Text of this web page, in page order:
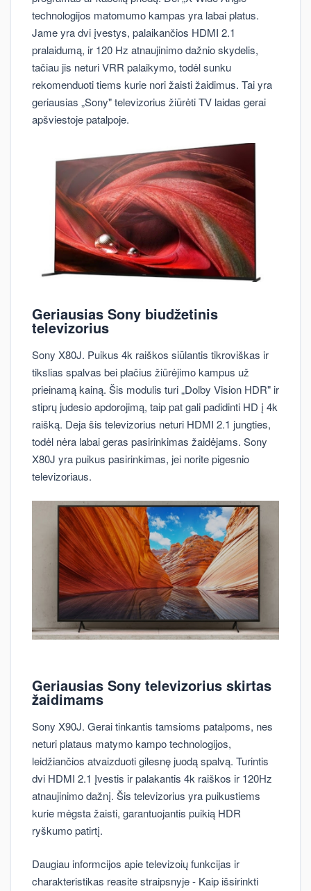
technologijos matomumo kampas yra labai platus.
Jame yra dvi įvestys, palaikančios HDMI 2.1
pralaidumą, ir 120 Hz atnaujinimo dažnio skydelis,
tačiau jis neturi VRR palaikymo, todėl sunku
rekomenduoti tiems kurie nori žaisti žaidimus. Tai yra
geriausias „Sony" televizorius žiūrėti TV laidas gerai
apšviestoje patalpoje.
Geriausias Sony biudžetinis
televizorius
Sony X80J. Puikus 4k raiškos siūlantis tikroviškas ir
tikslias spalvas bei plačius žiūrėjimo kampus už
prieinamą kainą. Šis modulis turi „Dolby Vision HDR" ir
stiprų judesio apdorojimą, taip pat gali padidinti HD į 4k
raišką. Deja šis televizorius neturi HDMI 2.1 jungties,
todėl nėra labai geras pasirinkimas žaidėjams. Sony
X80J yra puikus pasirinkimas, jei norite pigesnio
televizoriaus.
Geriausias Sony televizorius skirtas
žaidimams
Sony X90J. Gerai tinkantis tamsioms patalpoms, nes
neturi plataus matymo kampo technologijos,
leidžiančios atvaizduoti gilesnę juodą spalvą. Turintis
dvi HDMI 2.1 Įvestis ir palakantis 4k raiškos ir 120Hz
atnaujinimo dažnį. Šis televizorius yra puikustiems
kurie mėgsta žaisti, garantuojantis puikią HDR
ryškumo patirtį.
Daugiau informcijos apie televizoių funkcijas ir
charakteristikas reasite straipsnyje - Kaip išsirinkti